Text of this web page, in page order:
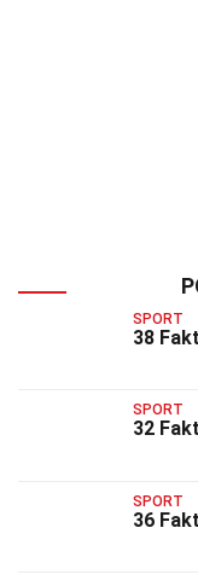
SPORT
38
SPORT
32
SPORT
36